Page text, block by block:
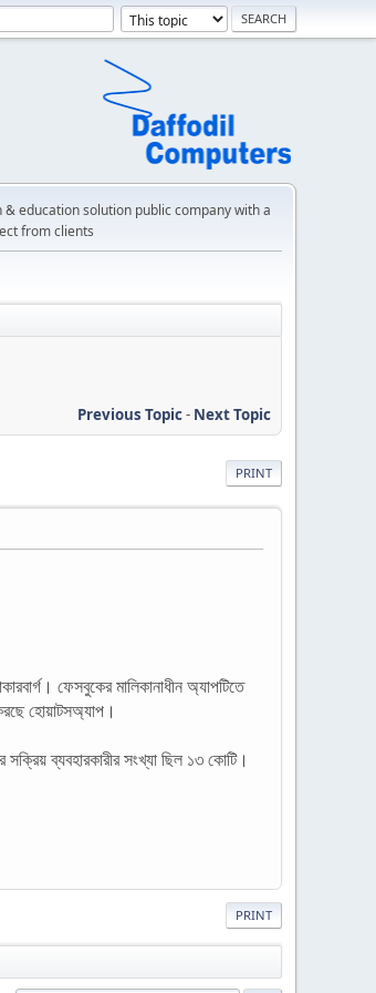
education solution public company with a
from clients
Previous Topic- Next Topic
PRINT
ফেসবুকের মালিকানাধীন অ্যাপটিতে
হোয়াটসঅ্যাপ।
ব্যবহারকারীর সংখ্যা ছিল ১৩ কোটি।
PRINT